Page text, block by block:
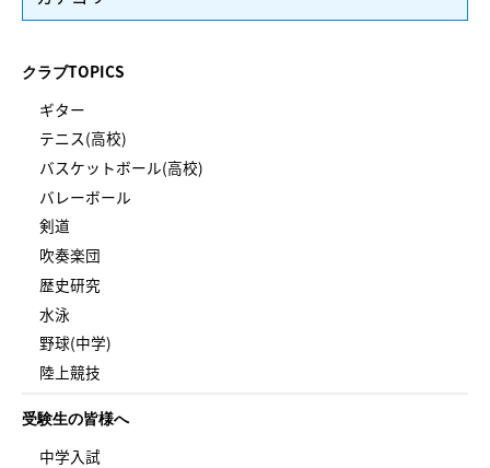
クラブTOPICS
ギター
テニス(高校)
バスケットボール(高校)
バレーボール
剣道
吹奏楽団
歴史研究
水泳
野球(中学)
陸上競技
受験生の皆様へ
中学入試